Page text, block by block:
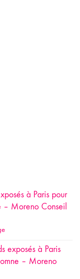
à Paris pour
– Moreno Conseil
exposés à Paris
– Moreno